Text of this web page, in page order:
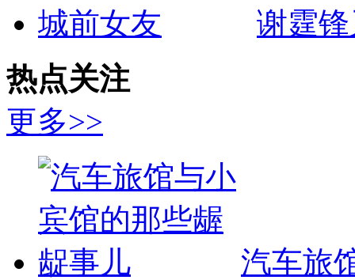
谢霆
热点关注
更多>>
汽车旅